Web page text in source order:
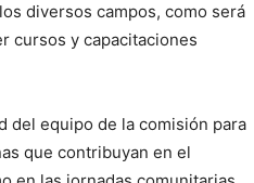
diversos campos, como será
cursos y capacitaciones
del equipo de la comisión para
que contribuyan en el